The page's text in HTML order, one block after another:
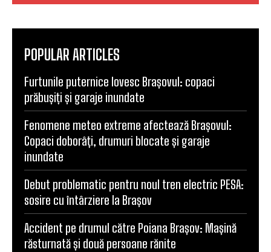
POPULAR ARTICLES
Furtunile puternice lovesc Brașovul: copaci
prăbușiți și garaje inundate
Fenomene meteo extreme afectează Brașovul:
Copaci doborâți, drumuri blocate și garaje
inundate
Debut problematic pentru noul tren electric PESA:
sosire cu întârziere la Brașov
Accident pe drumul către Poiana Brașov: Mașină
răsturnată și două persoane rănite